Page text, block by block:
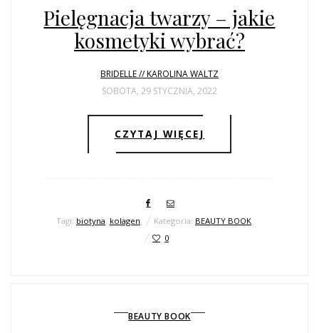
Pielęgnacja twarzy – jakie
kosmetyki wybrać?
BRIDELLE // KAROLINA WALTZ
SOBOTA, 29 STYCZNIA, 2022
CZYTAJ WIĘCEJ
Tagi: biotyna, kolagen Kategoria: BEAUTY BOOK
0
BEAUTY BOOK